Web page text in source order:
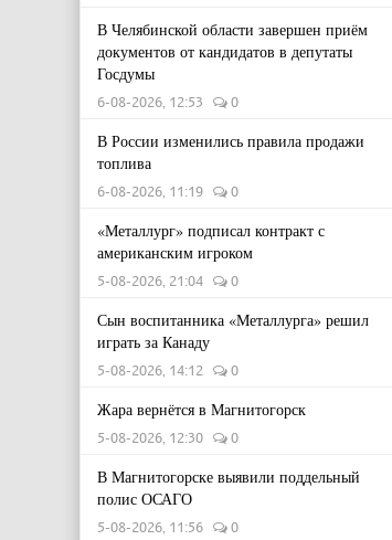
В Челябинской области завершен приём
документов от кандидатов в депутаты
Госдумы
6-08-2026, 12:53 0
В России изменились правила продажи
топлива
6-08-2026, 11:19 0
«Металлург» подписал контракт с
американским игроком
5-08-2026, 21:04 0
Сын воспитанника «Металлурга» решил
играть за Канаду
5-08-2026, 14:12 0
Жара вернётся в Магнитогорск
5-08-2026, 12:30 0
В Магнитогорске выявили поддельный
полис ОСАГО
5-08-2026, 11:56 0